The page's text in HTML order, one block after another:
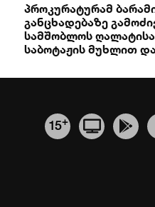
პროკურატურამ
განცხადებაზე
სამშობლოს
საბოტაჟის მუხლით
15+